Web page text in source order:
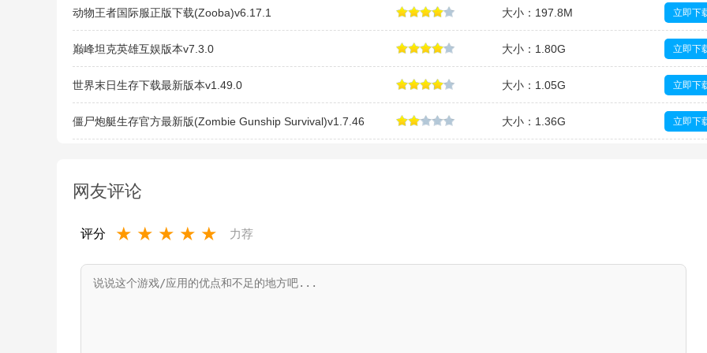
动物王者国际服正版下载(Zooba)v6.17.1 大小：197.8M 立即下
巅峰坦克英雄互娱版本v7.3.0 大小：1.80G 立即下
世界末日生存下载最新版本v1.49.0 大小：1.05G 立即下
僵尸炮艇生存官方最新版(Zombie Gunship Survival)v1.7.46 大小：1.36G 立即下
网友评论
评分 ★ ★ ★ ★ ★ 力荐